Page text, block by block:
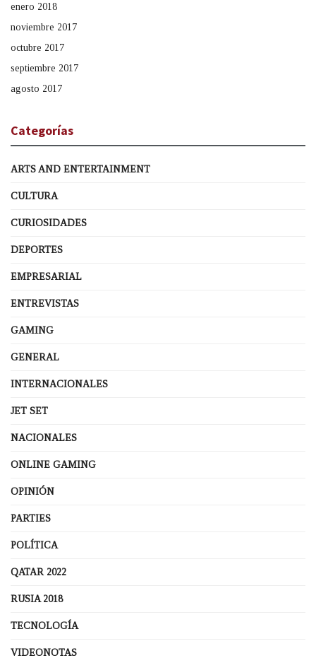
enero 2018
noviembre 2017
octubre 2017
septiembre 2017
agosto 2017
Categorías
ARTS AND ENTERTAINMENT
CULTURA
CURIOSIDADES
DEPORTES
EMPRESARIAL
ENTREVISTAS
GAMING
GENERAL
INTERNACIONALES
JET SET
NACIONALES
ONLINE GAMING
OPINIÓN
PARTIES
POLÍTICA
QATAR 2022
RUSIA 2018
TECNOLOGÍA
VIDEONOTAS